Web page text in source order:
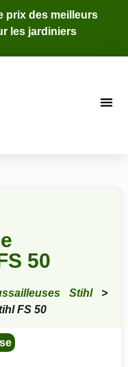
prix des meilleurs
les jardiniers
50
Stihl>
FS 50